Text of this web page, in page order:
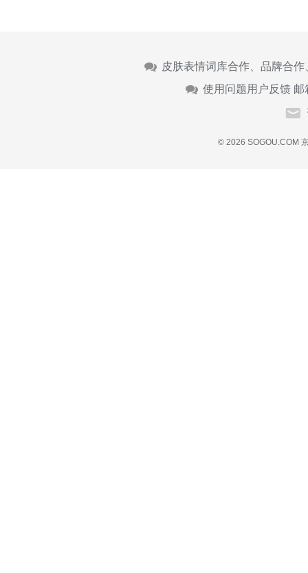
皮肤表情词库合作、品牌合
使用问题用户反馈 邮
© 2026 SOGOU.COM